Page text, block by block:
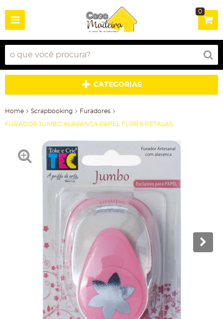
0
CATEGORIAS
Home Scrapbooking Furadores
FURADOR JUMBO ALAVANCA PAPEL FLOR 6 PETALAS